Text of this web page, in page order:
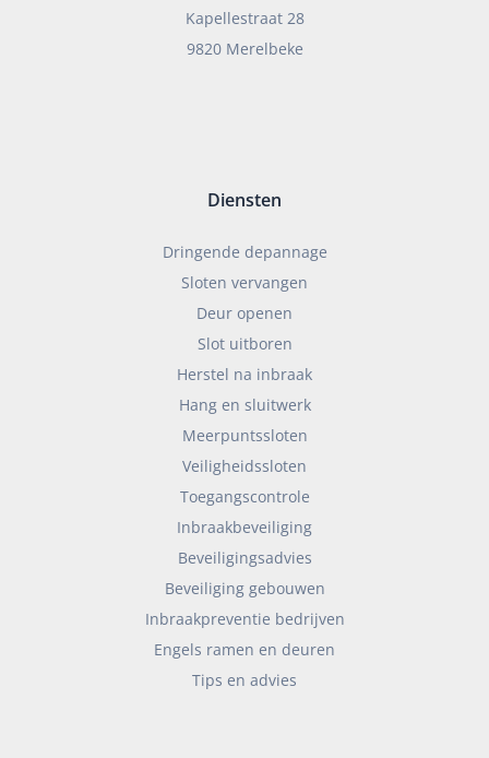
Kapellestraat 28
9820 Merelbeke
Diensten
Dringende depannage
Sloten vervangen
Deur openen
Slot uitboren
Herstel na inbraak
Hang en sluitwerk
Meerpuntssloten
Veiligheidssloten
Toegangscontrole
Inbraakbeveiliging
Beveiligingsadvies
Beveiliging gebouwen
Inbraakpreventie bedrijven
Engels ramen en deuren
Tips en advies